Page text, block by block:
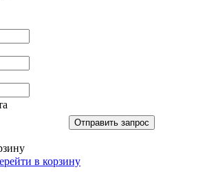
Отправить запрос
в корзину